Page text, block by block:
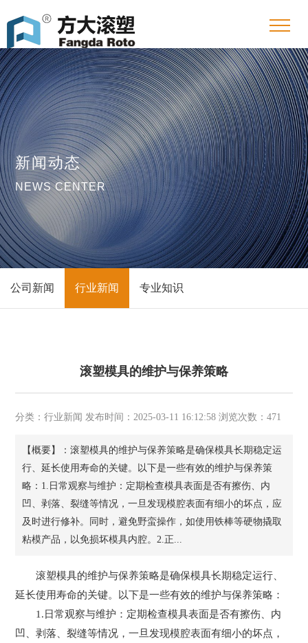
新闻动态
NEWS CENTER
公司新闻 行业新闻 专业知识
滚塑模具的维护与保养策略
分类：行业新闻 发布时间：2025-03-11 16:12:58 浏览次数：471
【概要】：滚塑模具的维护与保养策略是确保模具长期稳定运
行、延长使用寿命的关键。以下是一些有效的维护与保养策
略：1.日常观察与维护：定期检查模具表面是否有擦伤、内
凹、剥落、裂缝等情况，一旦发现模腔表面有细小的坏点，应
及时进行修补。同时，避免野蛮操作，如使用铁棒等硬物撬取
粘模产品，以免损坏模具内腔。2.正...
滚塑模具的维护与保养策略是确保模具长期稳定运行、
延长使用寿命的关键。以下是一些有效的维护与保养策略：
1.日常观察与维护：定期检查模具表面是否有擦伤、内
凹、剥落、裂缝等情况，一旦发现模腔表面有细小的坏点，